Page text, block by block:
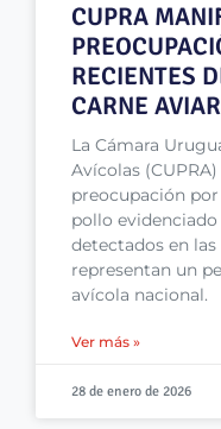
CUPRA
RECIENTES
CARNE AVIAR
La Cámara
Avícolas
preocupación
pollo
detectados en
representan un
avícola nacional.
Ver más »
28 de enero de 2026